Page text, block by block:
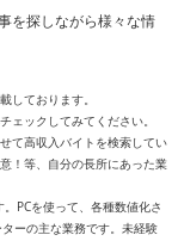
を探しながら様々な情
しております。
ェックしてみてください。
て高収入バイトを検索してい
！等、自分の長所にあった業
PCを使って、各種数値化さ
ーの主な業務です。未経験